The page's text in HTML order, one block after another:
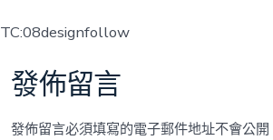
TC:08designfollow
發佈留言
發佈留言必須填寫的電子郵件地址不會公開